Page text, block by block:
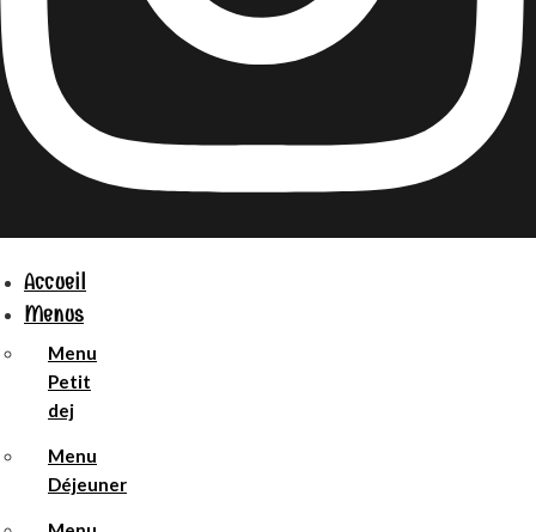
Accueil
Menus
Menu
Petit
dej
Menu
Déjeuner